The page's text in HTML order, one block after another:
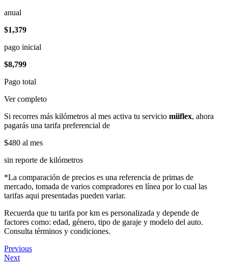
anual
$1,379
pago inicial
$8,799
Pago total
Ver completo
Si recorres más kilómetros al mes activa tu servicio miiflex, ahora
pagarás una tarifa preferencial de
$480 al mes
sin reporte de kilómetros
*La comparación de precios es una referencia de primas de
mercado, tomada de varios compradores en línea por lo cual las
tarifas aqui presentadas pueden variar.
Recuerda que tu tarifa por km es personalizada y depende de
factores como: edad, género, tipo de garaje y modelo del auto.
Consulta términos y condiciones.
Previous
Next